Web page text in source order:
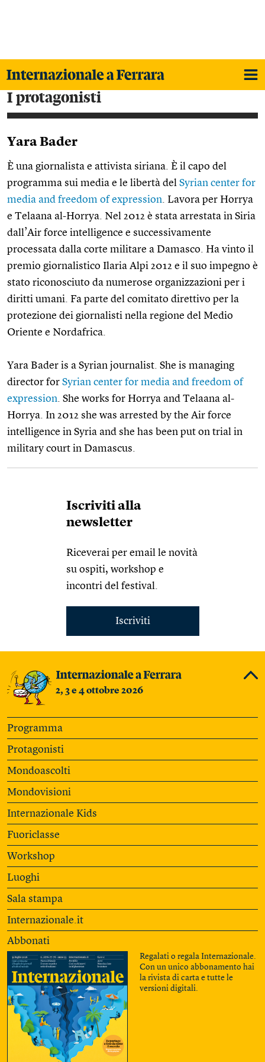
i protagonisti
Yara Bader
È una giornalista e attivista siriana. È il capo del
programma sui media e le libertà del Syrian center for
media and freedom of expression. Lavora per Horrya
e Telaana al-Horrya. Nel 2012 è stata arrestata in Siria
dall’Air force intelligence e successivamente
processata dalla corte militare a Damasco. Ha vinto il
premio giornalistico Ilaria Alpi 2012 e il suo impegno è
stato riconosciuto da numerose organizzazioni per i
diritti umani. Fa parte del comitato direttivo per la
protezione dei giornalisti nella regione del Medio
Oriente e Nordafrica.
Yara Bader is a Syrian journalist. She is managing
director for Syrian center for media and freedom of
expression. She works for Horrya and Telaana al-
Horrya. In 2012 she was arrested by the Air force
intelligence in Syria and she has been put on trial in
military court in Damascus.
Iscriviti alla
newsletter
Riceverai per email le novità
su ospiti, workshop e
incontri del festival.
Iscriviti
2, 3 e 4 ottobre 2026
Programma
Protagonisti
Mondoascolti
Mondovisioni
Internazionale Kids
Fuoriclasse
Workshop
Luoghi
Sala stampa
Internazionale.it
Abbonati
Regalati o regala Internazionale.
Con un unico abbonamento hai
la rivista di carta e tutte le
versioni digitali.